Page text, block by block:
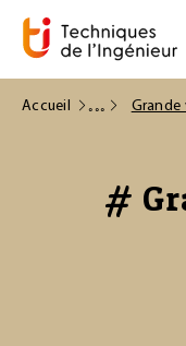
Accueil Grande
#